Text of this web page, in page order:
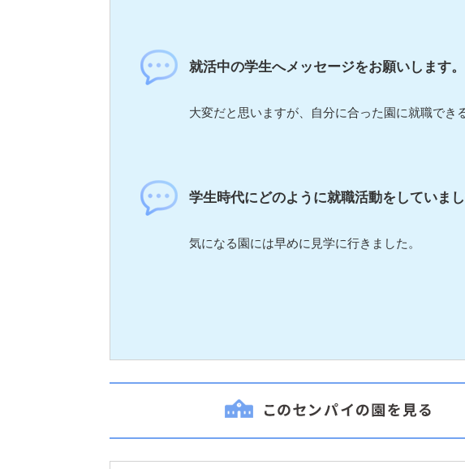
就活中の学生へメッセージをお願いします。
大変だと思いますが、自分に合った園に就職でき
学生時代にどのように就職活動をしていま
気になる園には早めに見学に行きました。